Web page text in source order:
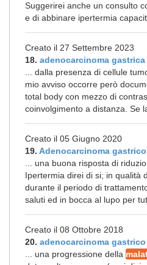
Suggerirei anche un consulto
e di abbinare ipertermia
Creato il 27 Settembre 2023
18. adenocarcinoma gastrica
... dalla presenza di cellule
mio avviso occorre però
total body con mezzo di
coinvolgimento a distanza. Se
Creato il 05 Giugno 2020
19. Adenocarcinoma gastrico
... una buona risposta di
Ipertermia direi di si; in qualità
durante il periodo di
saluti ed in bocca al lupo per
Creato il 08 Ottobre 2018
20. adenocarcinoma gastrico
... una progressione della